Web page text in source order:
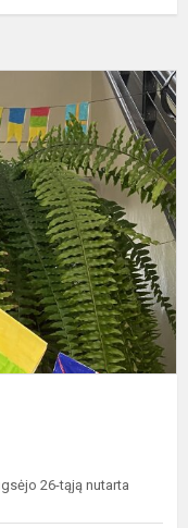
26-tąją nutarta